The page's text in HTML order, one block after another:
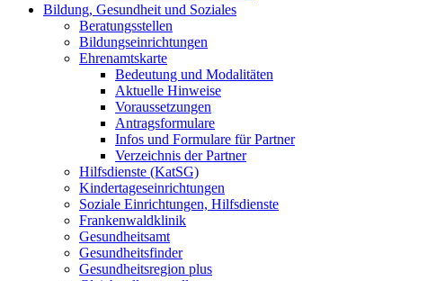
Bildung, Gesundheit und Soziales
Beratungsstellen
Bildungseinrichtungen
Ehrenamtskarte
Bedeutung und Modalitäten
Aktuelle Hinweise
Voraussetzungen
Antragsformulare
Infos und Formulare für Partner
Verzeichnis der Partner
Hilfsdienste (KatSG)
Kindertageseinrichtungen
Soziale Einrichtungen, Hilfsdienste
Frankenwaldklinik
Gesundheitsamt
Gesundheitsfinder
Gesundheitsregion plus